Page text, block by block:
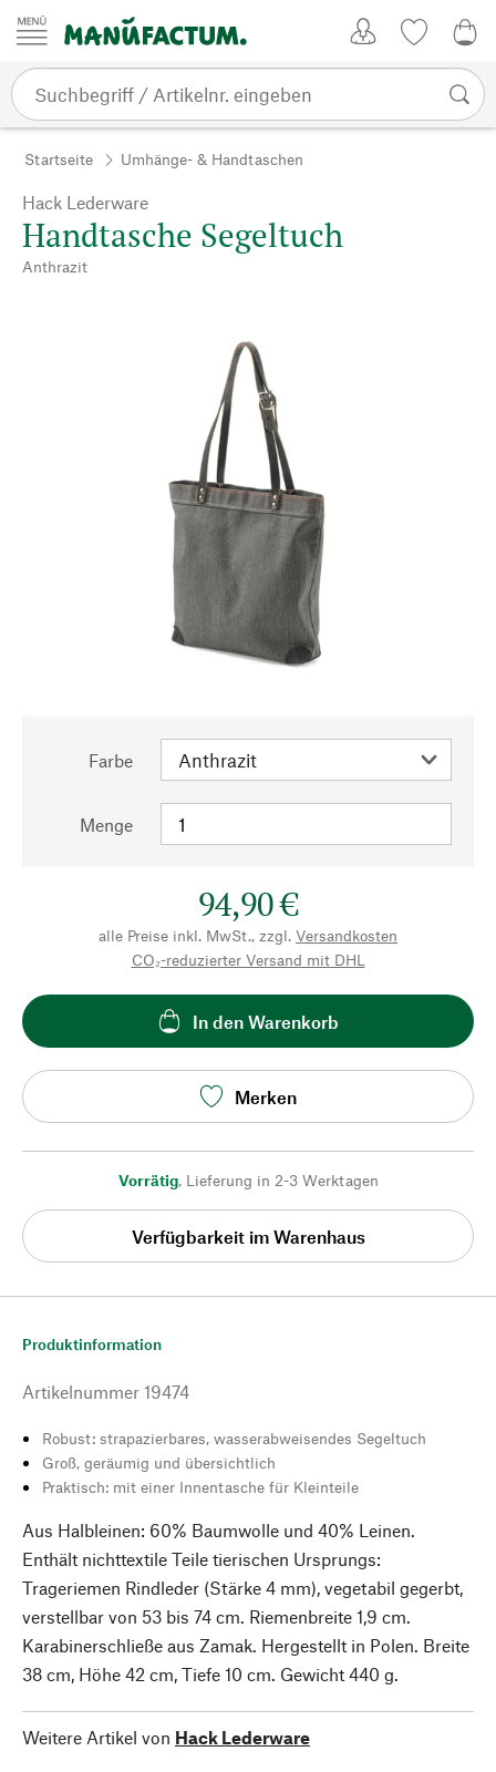
Zum Inhalt springen
Startseite Umhänge- & Handtaschen
Hack Lederware
Handtasche Segeltuch
Anthrazit
Farbe
Menge
94,90 €
alle Preise inkl. MwSt., zzgl. Versandkosten
CO₂-reduzierter Versand mit DHL
In den Warenkorb
Merken
Vorrätig, Lieferung in 2-3 Werktagen
Verfügbarkeit im Warenhaus
Produktinformation
Artikelnummer 19474
Robust: strapazierbares, wasserabweisendes Segeltuch
Groß, geräumig und übersichtlich
Praktisch: mit einer Innentasche für Kleinteile
Aus Halbleinen: 60% Baumwolle und 40% Leinen.
Enthält nichttextile Teile tierischen Ursprungs:
Trageriemen Rindleder (Stärke 4 mm), vegetabil gegerbt,
verstellbar von 53 bis 74 cm. Riemenbreite 1,9 cm.
Karabinerschließe aus Zamak. Hergestellt in Polen. Breite
38 cm, Höhe 42 cm, Tiefe 10 cm. Gewicht 440 g.
Weitere Artikel von Hack Lederware